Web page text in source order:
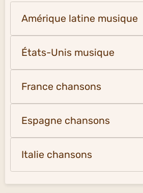
Amérique latine musique
États-Unis musique
France chansons
Espagne chansons
Italie chansons